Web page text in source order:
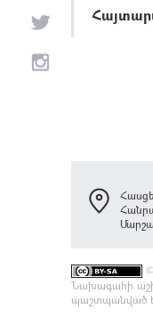
©
Նախագահի
պաշտպանված